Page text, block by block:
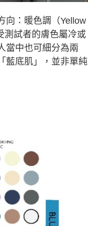
向：暖色調（Yellow
測試者的膚色屬冷或
當中也可細分為兩
藍底肌」，並非單純